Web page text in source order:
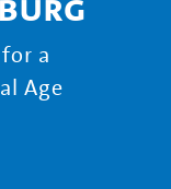
a
Age